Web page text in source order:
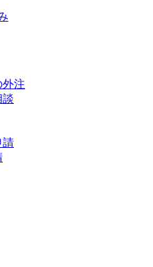
注
談
請